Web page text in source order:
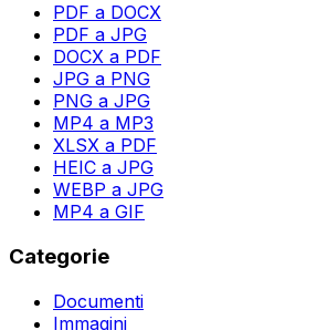
PDF a DOCX
PDF a JPG
DOCX a PDF
JPG a PNG
PNG a JPG
MP4 a MP3
XLSX a PDF
HEIC a JPG
WEBP a JPG
MP4 a GIF
Categorie
Documenti
Immagini